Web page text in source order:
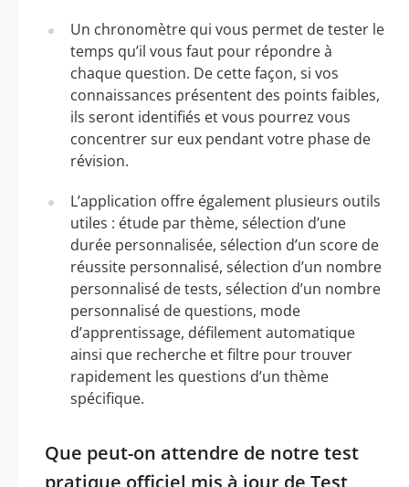
Un chronomètre qui vous permet de tester le
temps qu’il vous faut pour répondre à
chaque question. De cette façon, si vos
connaissances présentent des points faibles,
ils seront identifiés et vous pourrez vous
concentrer sur eux pendant votre phase de
révision.
L’application offre également plusieurs outils
utiles : étude par thème, sélection d’une
durée personnalisée, sélection d’un score de
réussite personnalisé, sélection d’un nombre
personnalisé de tests, sélection d’un nombre
personnalisé de questions, mode
d’apprentissage, défilement automatique
ainsi que recherche et filtre pour trouver
rapidement les questions d’un thème
spécifique.
Que peut-on attendre de notre test
pratique officiel mis à jour de Test